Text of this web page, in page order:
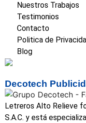
Nuestros Trabajos
Testimonios
Contacto
Politica de
Blog
Decotech
Letreros Alto Relieve
S.A.C. y está